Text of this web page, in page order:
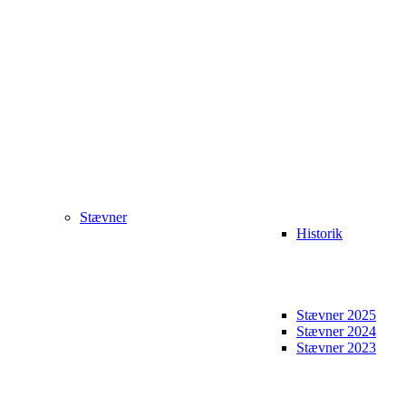
Stævner
Historik
Stævner 2025
Stævner 2024
Stævner 2023